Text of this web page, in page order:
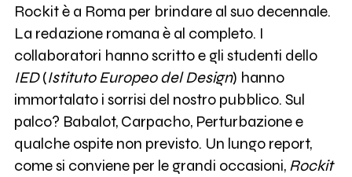
Rockit è a Roma per brindare al suo decennale.
La redazione romana è al completo. I
collaboratori hanno scritto e gli studenti dello
IED(Istituto Europeo del Design) hanno
immortalato i sorrisi del nostro pubblico. Sul
palco? Babalot, Carpacho, Perturbazione e
qualche ospite non previsto. Un lungo report,
come si conviene per le grandi occasioni, Rockit